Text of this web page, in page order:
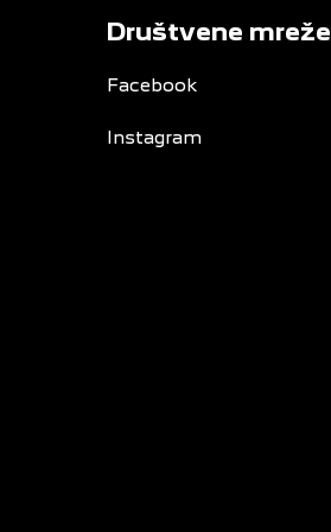
Društvene mreže
Facebook
Instagram